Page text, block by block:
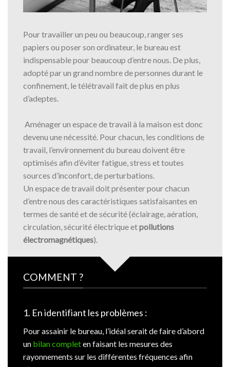
Pour travailler un peu ou beaucoup, ranger ses
papiers ou poser son ordinateur, le bureau est
indispensable pour beaucoup d’entre nous. De plus,
adopté par un grand nombre de personnes durant le
confinement, le télétravail fait de plus en plus
d’adeptes.
Aménager un espace de travail à la maison est donc
devenu une nécessité. Pour chacun, les conditions de
travail, l’environnement du bureau doivent être
optimisés afin d’éviter fatigue, stress et toutes
sources d’inconfort, de perturbations.
Un espace de travail doit présenter pour chacun
d’entre nous des caractéristiques satisfaisantes en
termes de santé et de sécurité (éclairage, aération,
circulation, sécurité électrique etpollutions
électromagnétiques).
COMMENT ?
1. En identifiant les problèmes :
Pour assainir le bureau, l’idéal serait de faire d’abord
un bilan completen faisant les mesures des
rayonnements sur les différentes fréquences afin